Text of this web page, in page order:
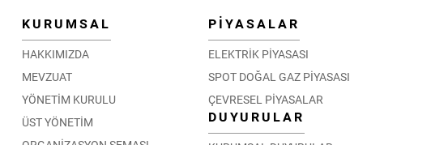
KURUMSAL
HAKKIMIZDA
MEVZUAT
YÖNETİM KURULU
ÜST YÖNETİM
PİYASALAR
ELEKTRİK PİYASASI
SPOT DOĞAL GAZ PİYASASI
ÇEVRESEL PİYASALAR
DUYURULAR